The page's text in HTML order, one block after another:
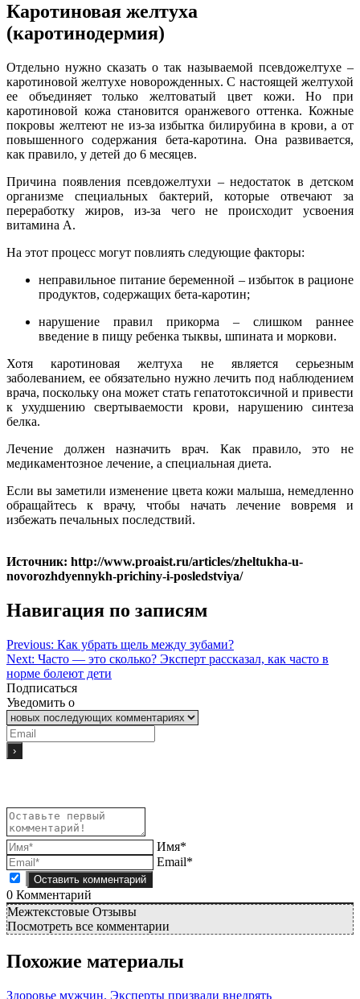
Каротиновая желтуха
(каротинодермия)
Отдельно нужно сказать о так называемой псевдожелтухе –
каротиновой желтухе новорожденных. С настоящей желтухой
ее объединяет только желтоватый цвет кожи. Но при
каротиновой кожа становится оранжевого оттенка. Кожные
покровы желтеют не из-за избытка билирубина в крови, а от
повышенного содержания бета-каротина. Она развивается,
как правило, у детей до 6 месяцев.
Причина появления псевдожелтухи – недостаток в детском
организме специальных бактерий, которые отвечают за
переработку жиров, из-за чего не происходит усвоения
витамина А.
На этот процесс могут повлиять следующие факторы:
неправильное питание беременной – избыток в рационе
продуктов, содержащих бета-каротин;
нарушение правил прикорма – слишком раннее
введение в пищу ребенка тыквы, шпината и моркови.
Хотя каротиновая желтуха не является серьезным
заболеванием, ее обязательно нужно лечить под наблюдением
врача, поскольку она может стать гепатотоксичной и привести
к ухудшению свертываемости крови, нарушению синтеза
белка.
Лечение должен назначить врач. Как правило, это не
медикаментозное лечение, а специальная диета.
Если вы заметили изменение цвета кожи малыша, немедленно
обращайтесь к врачу, чтобы начать лечение вовремя и
избежать печальных последствий.
Источник: http://www.proaist.ru/articles/zheltukha-u-
novorozhdyennykh-prichiny-i-posledstviya/
Навигация по записям
Previous: Как убрать щель между зубами?
Next: Часто — это сколько? Эксперт рассказал, как часто в
норме болеют дети
Подписаться
Уведомить о
Имя*
Email*
0 Комментарий
Межтекстовые Отзывы
Посмотреть все комментарии
Похожие материалы
Здоровье мужчин. Эксперты призвали внедрять